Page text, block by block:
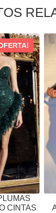
CINTAS
LAS
SE
EN